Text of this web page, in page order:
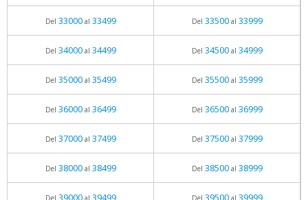
Del 33000al 33499 Del 33500al 33999
Del 34000al 34499 Del 34500al 34999
Del 35000al 35499 Del 35500al 35999
Del 36000al 36499 Del 36500al 36999
Del 37000al 37499 Del 37500al 37999
Del 38000al 38499 Del 38500al 38999
Del 39000al 39499 Del 39500al 39999